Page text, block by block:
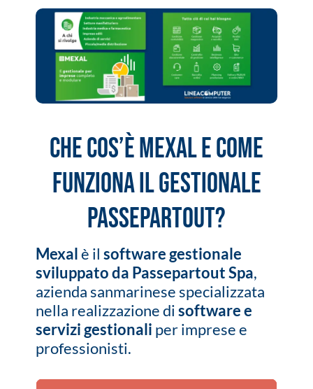
Che cos’è Mexal e come
funziona il gestionale
Passepartout?
Mexalè il software gestionale
sviluppato da Passepartout Spa,
azienda sanmarinese specializzata
nella realizzazione disoftware e
servizi gestionali per imprese e
professionisti.